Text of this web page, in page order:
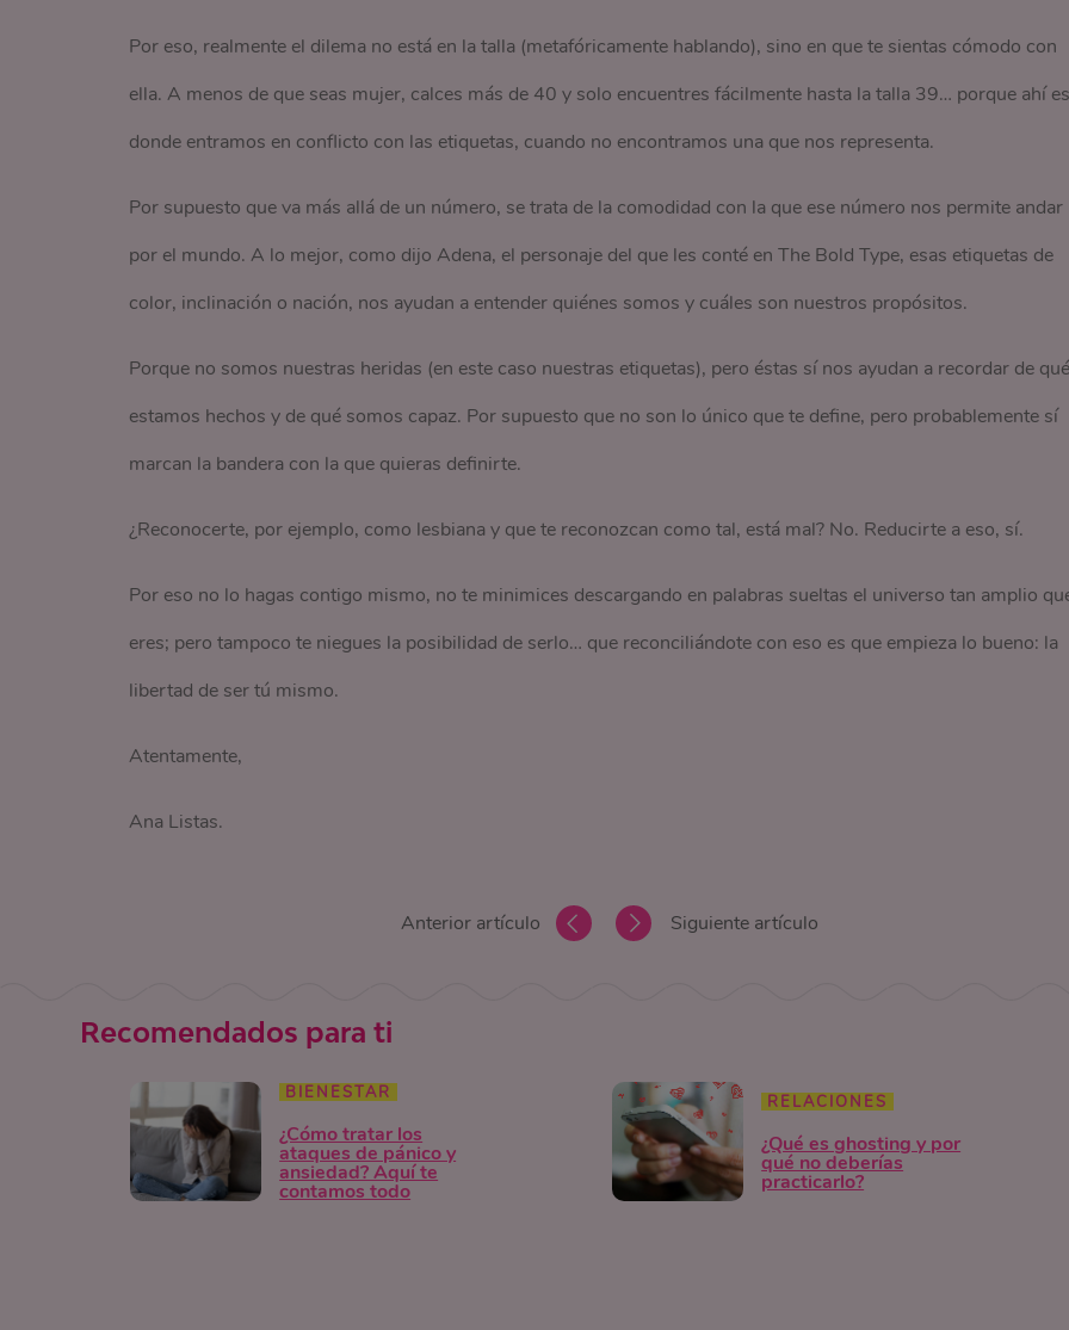
Por eso, realmente el dilema no está en la talla (metafóricamente hablando), sino en que te sientas cómodo con
ella. A menos de que seas mujer, calces más de 40 y solo encuentres fácilmente hasta la talla 39… porque ahí es
donde entramos en conflicto con las etiquetas, cuando no encontramos una que nos representa.
Por supuesto que va más allá de un número, se trata de la comodidad con la que ese número nos permite andar
por el mundo. A lo mejor, como dijo Adena, el personaje del que les conté en The Bold Type, esas etiquetas de
color, inclinación o nación, nos ayudan a entender quiénes somos y cuáles son nuestros propósitos.
Porque no somos nuestras heridas (en este caso nuestras etiquetas), pero éstas sí nos ayudan a recordar de qué
estamos hechos y de qué somos capaz. Por supuesto que no son lo único que te define, pero probablemente sí
marcan la bandera con la que quieras definirte.
¿Reconocerte, por ejemplo, como lesbiana y que te reconozcan como tal, está mal? No. Reducirte a eso, sí.
Por eso no lo hagas contigo mismo, no te minimices descargando en palabras sueltas el universo tan amplio
eres; pero tampoco te niegues la posibilidad de serlo… que reconciliándote con eso es que empieza lo bueno: la
libertad de ser tú mismo.
Atentamente,
Ana Listas.
Anterior artículo Siguiente artículo
Recomendados para ti
BIENESTAR
¿Cómo tratar los
ataques de pánico y
ansiedad? Aquí te
contamos todo
RELACIONES
¿Qué es ghosting y por
qué no deberías
practicarlo?